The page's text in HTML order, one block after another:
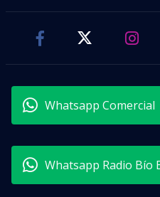
Whatsapp Comercial
Whatsapp Radio Bío